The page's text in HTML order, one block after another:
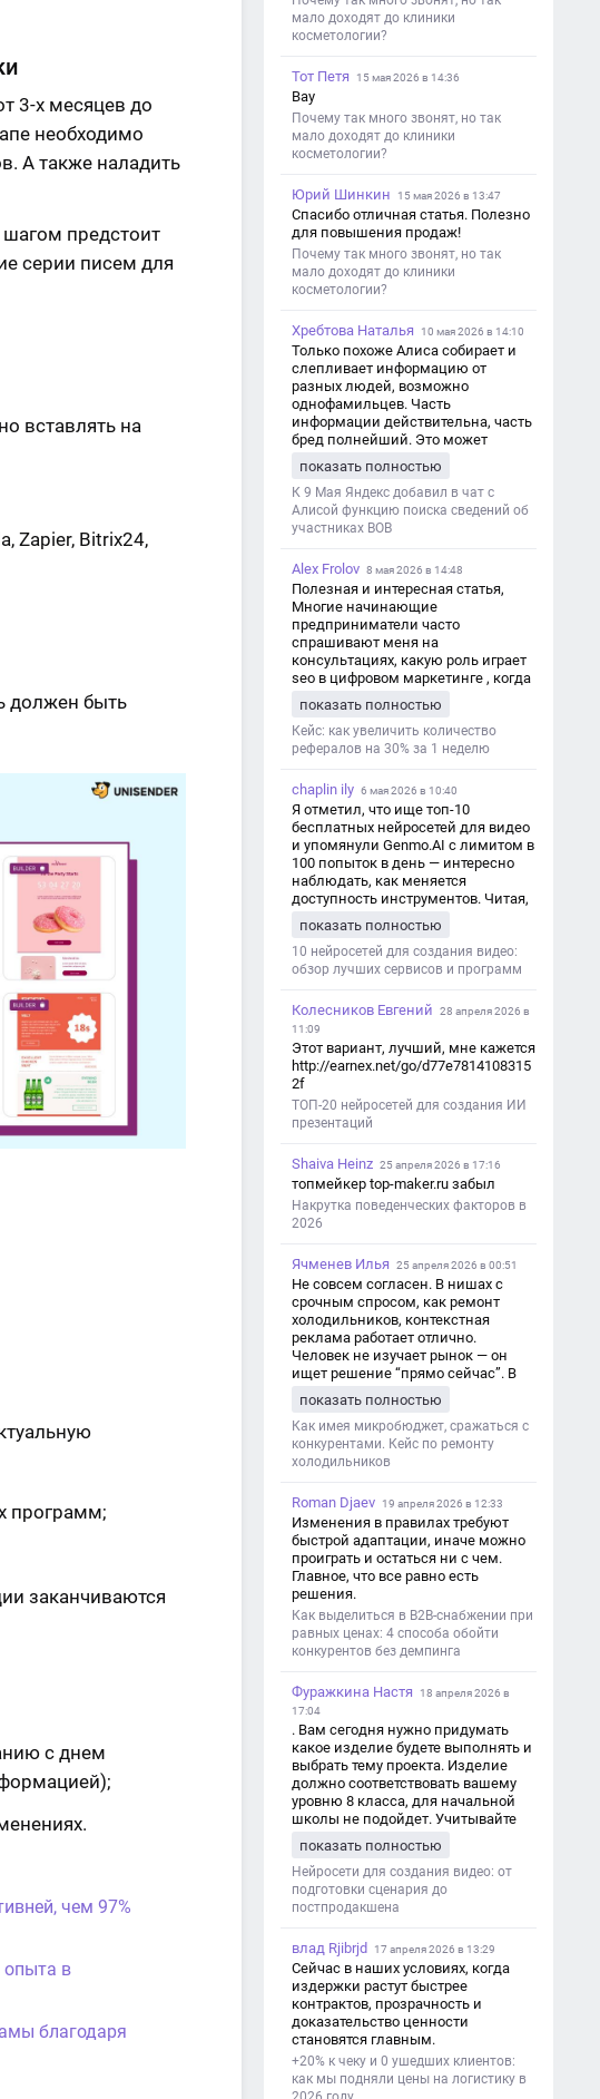
3-х месяцев до
необходимо
А также наладить
предстоит
серии писем для
вставлять на
Zapier, Bitrix24,
должен быть
программ;
заканчиваются
с днем
чем 97%
опыта в
благодаря
мало доходят до клиники
косметологии?
Тот Петя 15 мая 2026 в 14:36
Вау
Почему так много звонят, но так
мало доходят до клиники
косметологии?
Юрий Шинкин 15 мая 2026 в 13:47
Спасибо отличная статья. Полезно
для повышения продаж!
Почему так много звонят, но так
мало доходят до клиники
косметологии?
Хребтова Наталья 10 мая 2026 в 14:10
Только похоже Алиса собирает и
слепливает информацию от
разных людей, возможно
однофамильцев. Часть
информации действительна, часть
бред полнейший. Это может
дезинформации
показать полностью
К 9 Мая Яндекс добавил в чат с
Алисой функцию поиска сведений об
участниках ВОВ
Alex Frolov 8 мая 2026 в 14:48
Полезная и интересная статья,
Многие начинающие
предприниматели часто
спрашивают меня на
консультациях, какую роль играет
seo в цифровом маркетинге , когда
обсуждаем их проект:
https://aseotop.com/kakuyu-rol-igraet-
seo-v-czifrovom-marketinge/
показать полностью
Кейс: как увеличить количество
рефералов на 30% за 1 неделю
chaplin ily 6 мая 2026 в 10:40
Я отметил, что ище топ-10
бесплатных нейросетей для видео
и упомянули Genmo.AI с лимитом в
100 попыток в день — интересно
наблюдать, как меняется
доступность инструментов. Читая,
с короткими клипами в телеграм-
каналах YAGLA и Kokoc Group. Flux 2
показать полностью
10 нейросетей для создания видео:
обзор лучших сервисов и программ
Колесников Евгений
28 апреля 2026 в
11:09
Этот вариант, лучший, мне кажется
http://earnex.net/go/d77e7814108315
2f
ТОП-20 нейросетей для создания ИИ
презентаций
Shaiva Heinz 25 апреля 2026 в 17:16
топмейкер top-maker.ru забыл
Накрутка поведенческих факторов в
2026
Ячменев Илья 25 апреля 2026 в 00:51
Не совсем согласен. В нишах с
срочным спросом, как ремонт
холодильников, контекстная
реклама работает отлично.
Человек не изучает рынок — он
ищет решение “прямо сейчас”. В
и ловит самый горячий трафик,
тогда как SEO в таких задачах
просто не успевает.
показать полностью
Как имея микробюджет, сражаться с
конкурентами. Кейс по ремонту
холодильников
Roman Djaev 19 апреля 2026 в 12:33
Изменения в правилах требуют
быстрой адаптации, иначе можно
проиграть и остаться ни с чем.
Главное, что все равно есть
решения.
Как выделиться в B2B-снабжении при
равных ценах: 4 способа обойти
конкурентов без демпинга
Фуражкина Настя
18 апреля 2026 в
17:04
. Вам сегодня нужно придумать
какое изделие будете выполнять и
выбрать тему проекта. Изделие
должно соответствовать вашему
уровню 8 класса, для начальной
школы не подойдет. Учитывайте
уровня работы. Структура проекта 1.
Титульный лист - Название школы.
- Тип работы: «Проектная работа». -
Тема проекта. - Кто выполнил:
должность учителя. - Город, год. 2.
Введение - Актуальность темы
(почему это важно). - Цель и
задачи проекта. - Объект и предмет
исследования. - Методы работы. 3.
Основная часть - Теоретическая
основные понятия. - Практическая
глава: что сделано (исследование,
показать полностью
Нейросети для создания видео: от
подготовки сценария до
постпродакшена
влад Rjibrjd 17 апреля 2026 в 13:29
Сейчас в наших условиях, когда
издержки растут быстрее
контрактов, прозрачность и
доказательство ценности
становятся главным.
+20% к чеку и 0 ушедших клиентов:
как мы подняли цены на логистику в